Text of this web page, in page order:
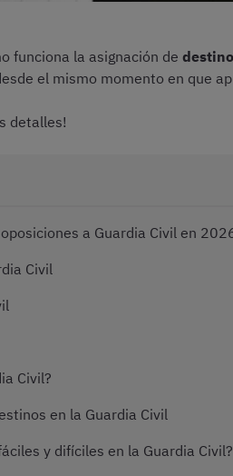
funciona la asignación de
el mismo momento en que
detalles!
a Guardia Civil en
Civil
Civil?
en la Guardia Civil
y difíciles en la Guardia Civil?